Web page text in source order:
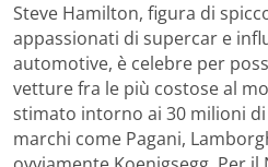
Steve Hamilton, figura di
appassionati di supercar e
automotive, è celebre per
vetture fra le più costose al
stimato intorno ai 30 milioni
marchi come Pagani,